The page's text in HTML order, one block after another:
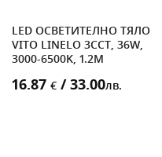
LED ОСВЕТИТЕЛНО ТЯЛО
VITO LINELO 3CCT, 36W,
3000-6500K, 1.2M
16.87 € / 33.00лв.